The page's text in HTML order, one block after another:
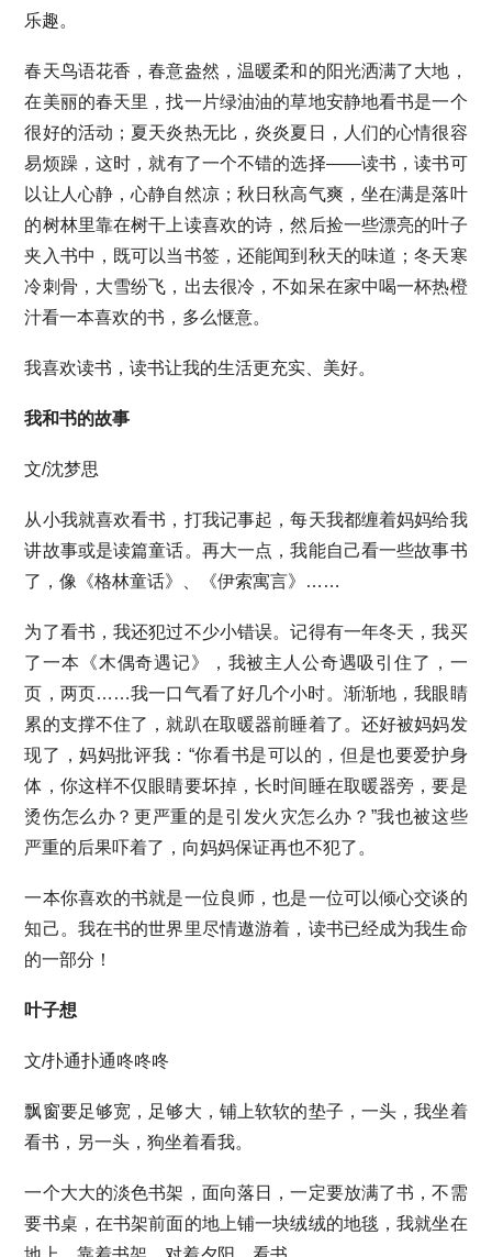
乐趣。
春天鸟语花香，春意盎然，温暖柔和的阳光洒满了大地，
在美丽的春天里，找一片绿油油的草地安静地看书是一个
很好的活动；夏天炎热无比，炎炎夏日，人们的心情很容
易烦躁，这时，就有了一个不错的选择——读书，读书可
以让人心静，心静自然凉；秋日秋高气爽，坐在满是落叶
的树林里靠在树干上读喜欢的诗，然后捡一些漂亮的叶子
夹入书中，既可以当书签，还能闻到秋天的味道；冬天寒
冷刺骨，大雪纷飞，出去很冷，不如呆在家中喝一杯热橙
汁看一本喜欢的书，多么惬意。
我喜欢读书，读书让我的生活更充实、美好。
我和书的故事
文/沈梦思
从小我就喜欢看书，打我记事起，每天我都缠着妈妈给我
讲故事或是读篇童话。再大一点，我能自己看一些故事书
了，像《格林童话》、《伊索寓言》……
为了看书，我还犯过不少小错误。记得有一年冬天，我买
了一本《木偶奇遇记》，我被主人公奇遇吸引住了，一
页，两页……我一口气看了好几个小时。渐渐地，我眼睛
累的支撑不住了，就趴在取暖器前睡着了。还好被妈妈发
现了，妈妈批评我：“你看书是可以的，但是也要爱护身
体，你这样不仅眼睛要坏掉，长时间睡在取暖器旁，要是
烫伤怎么办？更严重的是引发火灾怎么办？”我也被这些
严重的后果吓着了，向妈妈保证再也不犯了。
一本你喜欢的书就是一位良师，也是一位可以倾心交谈的
知己。我在书的世界里尽情遨游着，读书已经成为我生命
的一部分！
叶子想
文/扑通扑通咚咚咚
飘窗要足够宽，足够大，铺上软软的垫子，一头，我坐着
看书，另一头，狗坐着看我。
一个大大的淡色书架，面向落日，一定要放满了书，不需
要书桌，在书架前面的地上铺一块绒绒的地毯，我就坐在